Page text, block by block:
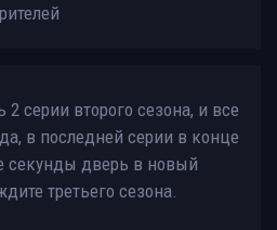
2 серии второго сезона, и все
в последней серии в конце
секунды дверь в новый
третьего сезона.